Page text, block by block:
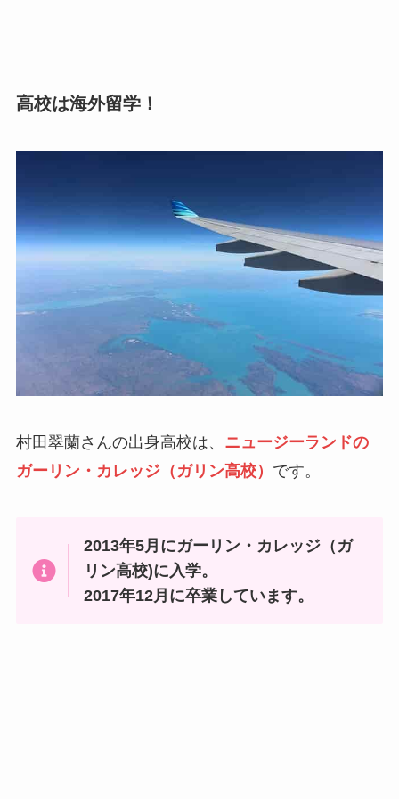
高校は海外留学！
村田翠蘭さんの出身高校は、 ニュージーランドの
ガーリン・カレッジ（ガリン高校） です。
2013年5月にガーリン・カレッジ（ガ
リン高校)に入学。
2017年12月に卒業しています。